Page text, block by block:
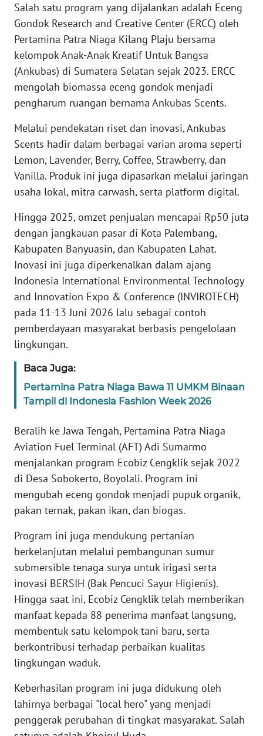
Salah satu program yang dijalankan adalah Eceng
Gondok Research and Creative Center (ERCC) oleh
Pertamina Patra Niaga Kilang Plaju bersama
kelompok Anak-Anak Kreatif Untuk Bangsa
(Ankubas) di Sumatera Selatan sejak 2023. ERCC
mengolah biomassa eceng gondok menjadi
pengharum ruangan bernama Ankubas Scents.
Melalui pendekatan riset dan inovasi, Ankubas
Scents hadir dalam berbagai varian aroma seperti
Lemon, Lavender, Berry, Coffee, Strawberry, dan
Vanilla. Produk ini juga dipasarkan melalui jaringan
usaha lokal, mitra carwash, serta platform digital.
Hingga 2025, omzet penjualan mencapai Rp50 juta
dengan jangkauan pasar di Kota Palembang,
Kabupaten Banyuasin, dan Kabupaten Lahat.
Inovasi ini juga diperkenalkan dalam ajang
Indonesia International Environmental Technology
and Innovation Expo & Conference (INVIROTECH)
pada 11-13 Juni 2026 lalu sebagai contoh
pemberdayaan masyarakat berbasis pengelolaan
lingkungan.
Baca Juga:
Pertamina Patra Niaga Bawa 11 UMKM Binaan
Tampil di Indonesia Fashion Week 2026
Beralih ke Jawa Tengah, Pertamina Patra Niaga
Aviation Fuel Terminal (AFT) Adi Sumarmo
menjalankan program Ecobiz Cengklik sejak 2022
di Desa Sobokerto, Boyolali. Program ini
mengubah eceng gondok menjadi pupuk organik,
pakan ternak, pakan ikan, dan biogas.
Program ini juga mendukung pertanian
berkelanjutan melalui pembangunan sumur
submersible tenaga surya untuk irigasi serta
inovasi BERSIH (Bak Pencuci Sayur Higienis).
Hingga saat ini, Ecobiz Cengklik telah memberikan
manfaat kepada 88 penerima manfaat langsung,
membentuk satu kelompok tani baru, serta
berkontribusi terhadap perbaikan kualitas
lingkungan waduk.
Keberhasilan program ini juga didukung oleh
lahirnya berbagai "local hero" yang menjadi
penggerak perubahan di tingkat masyarakat. Salah
WN
NTT
KEPRI
WN
PAPUA
PAPUA
BARAT
WN
WN
SERAMBI
WN
JAMBI
WN
WN
NTB
SULBAR
WN
BABEL
WN
SUMBAR
WN
SUMSEL
WN
BENGKULU
LAMPUNG
WN
JATENG